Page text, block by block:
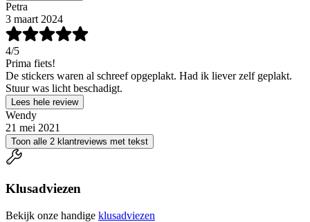
Petra
3 maart 2024
4/5
Prima fiets!
De stickers waren al schreef opgeplakt. Had ik liever zelf geplakt.
Stuur was licht beschadigt.
Lees hele review
Wendy
21 mei 2021
Toon alle 2 klantreviews met tekst
Klusadviezen
Bekijk onze handige klusadviezen